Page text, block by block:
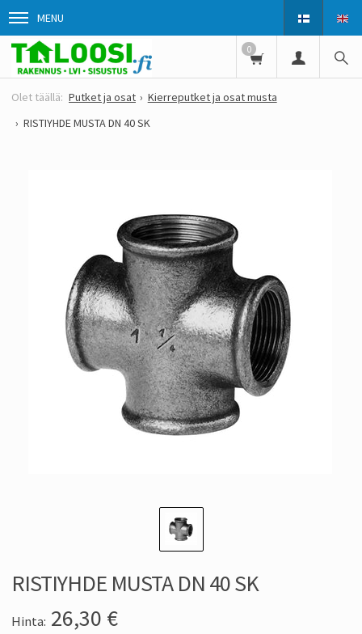
MENU
0
Putket ja osat
Kierreputket ja osat musta
RISTIYHDE MUSTA DN 40 SK
RISTIYHDE MUSTA DN 40 SK
Hinta: 26,30 €